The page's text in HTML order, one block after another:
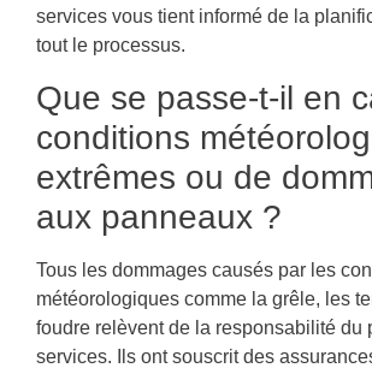
services vous tient informé de la
tout le processus.
Que se passe-t-il en
conditions
extrêmes ou de
aux panneaux ?
Tous les dommages causés par les
météorologiques comme la grêle, les
foudre relèvent de la responsabilité du
services. Ils ont souscrit des